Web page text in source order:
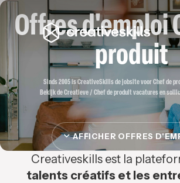
Offres d'emploi
produit
Sinds 2005 is CreativeSkills de jobsite voor Chef de
Bekijk de Creatieve / Chef de produit vacatures en
AFFICHER OFFRES
Creativeskills est la
talents créatifs et les